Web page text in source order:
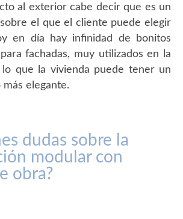
al exterior cabe decir que es un
el que el cliente puede elegir
en día hay infinidad de bonitos
fachadas, muy utilizados en la
lo que la vivienda puede tener un
elegante.
dudas sobre la
modular con
obra?